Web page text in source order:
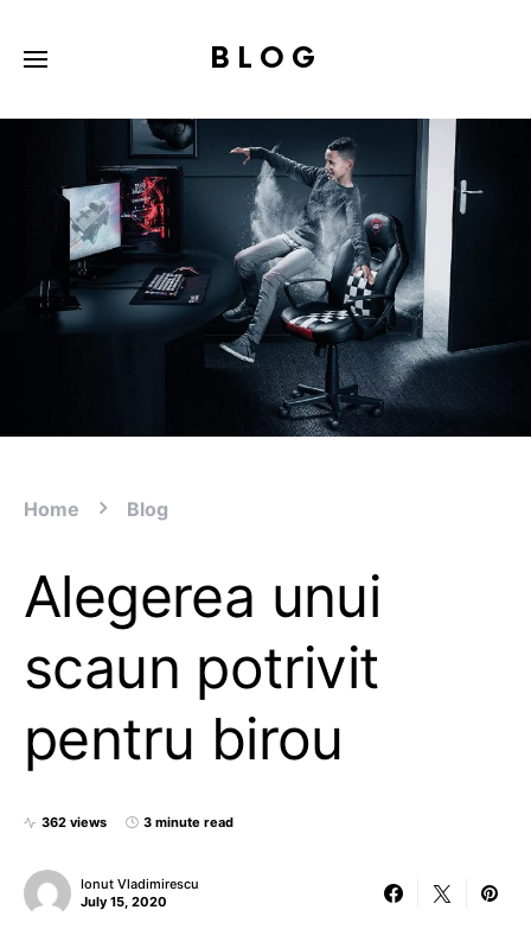
BLOG
Home Blog
Alegerea unui
scaun potrivit
pentru birou
362 views 3 minute read
Ionut Vladimirescu
July 15, 2020